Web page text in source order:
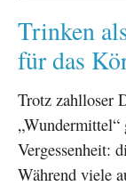
Trinken
für das
Trotz zahlloser
Vergessenheit:
Während viele